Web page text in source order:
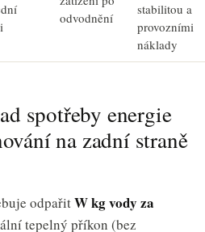
odvodnění
stabilitou a
provozními
náklady
spotřeby energie
na zadní straně
odpařitW kg vody za
tepelný příkon (bez